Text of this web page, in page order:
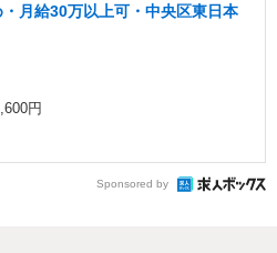
月給30万以上可・中央区東日本
円
Sponsored by